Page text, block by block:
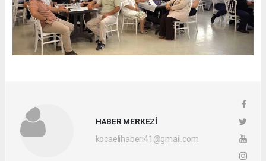
HABER MERKEZİ
kocaelihaberi41@gmail.com